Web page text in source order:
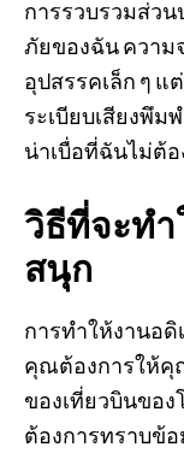
การรวบรวมส่ว
ภัยของฉัน ความ
อุปสรรคเล็ก ๆ
ระเบียบเสียงพึ
น่าเบื่อที่ฉันไม่ต้อ
วิธีที่จะท
สนุก
การทำให้งานอ
คุณต้องการให้คุ
ของเที่ยวบินขอ
ต้องการทราบข้